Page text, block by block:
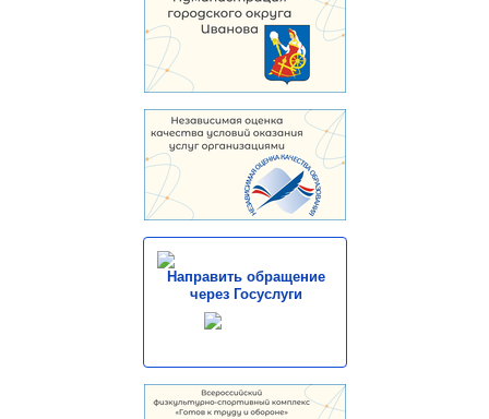
Направить обращение
через Госуслуги